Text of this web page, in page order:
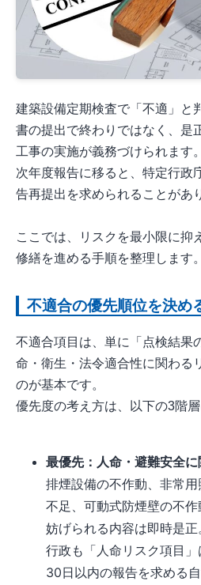
建築設備定期検査で「不適」と
書の提出で終わりではなく、是
工事の実施が義務づけられます
次年度報告に移ると、特定行政
告再提出を求められることがあ
ここでは、リスクを最小限に抑
修繕を進める手順を整理します。
不適合の優先順位を決め
不適合項目は、単に「点検結果
命・衛生・法令適合性に関わる
のが基本です。
優先度の考え方は、以下の3階層
最優先：人命・避難安全
排煙設備の不作動、非常
不足、可動式防煙壁の不
妨げられる内容は即時是正
行政も「人命リスク項目」
30日以内の報告を求める自